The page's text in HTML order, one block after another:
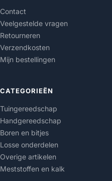
Contact
Veelgestelde vragen
Retourneren
Verzendkosten
Mijn bestellingen
CATEGORIEËN
Tuingereedschap
Handgereedschap
Boren en bitjes
Losse onderdelen
Overige artikelen
Meststoffen en kalk